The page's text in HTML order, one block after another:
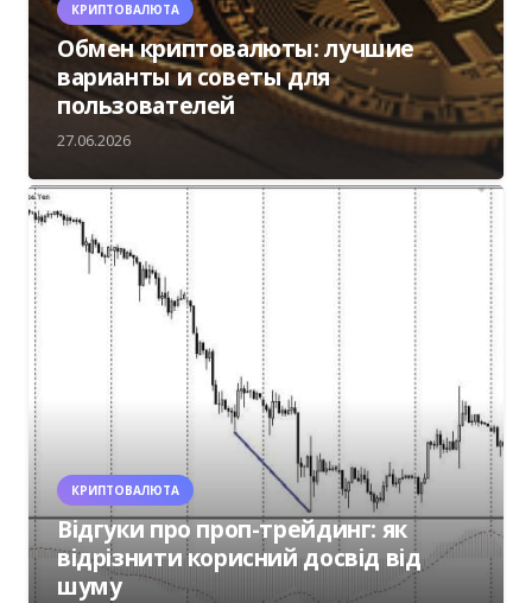
КРИПТОВАЛЮТА
Обмен криптовалюты: лучшие
варианты и советы для
пользователей
27.06.2026
КРИПТОВАЛЮТА
Відгуки про проп-трейдинг: як
відрізнити корисний досвід від
шуму